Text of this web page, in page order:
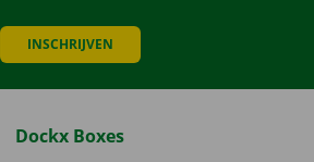
INSCHRIJVEN
Dockx Boxes